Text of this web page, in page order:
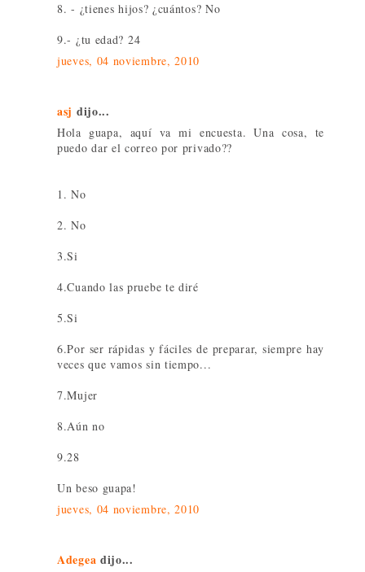
8. - ¿tienes hijos? ¿cuántos? No
9.- ¿tu edad? 24
jueves, 04 noviembre, 2010
asj dijo...
Hola guapa, aquí va mi encuesta. Una cosa, te
puedo dar el correo por privado??
1. No
2. No
3.Si
4.Cuando las pruebe te diré
5.Si
6.Por ser rápidas y fáciles de preparar, siempre hay
veces que vamos sin tiempo...
7.Mujer
8.Aún no
9.28
Un beso guapa!
jueves, 04 noviembre, 2010
Adegea dijo...